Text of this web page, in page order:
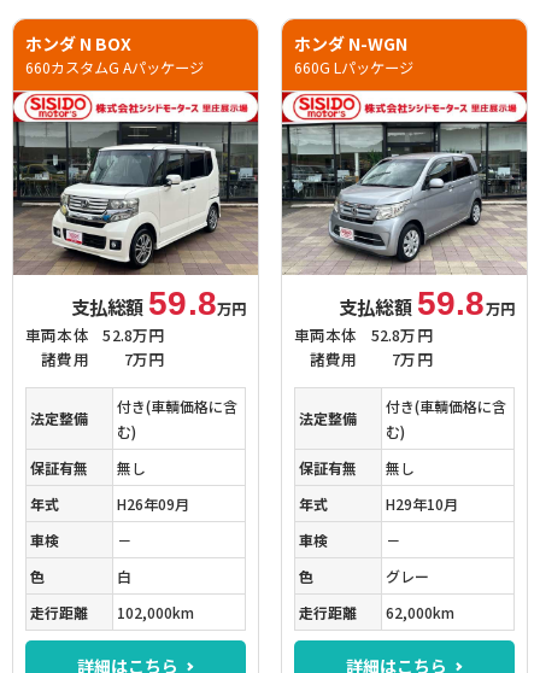
ホンダ N BOX
660カスタムG Aパッケージ
支払総額 59.8万円
車両本体
52.8万円
諸費用
7万円
法定整備
付き(車輌価格に含
む)
保証有無
無し
年式
H26年09月
車検
－
色
白
走行距離
102,000km
詳細はこちら
ホンダ N-WGN
660G Lパッケージ
支払総額 59.8万円
車両本体
52.8万円
諸費用
7万円
法定整備
付き(車輌価格に含
む)
保証有無
無し
年式
H29年10月
車検
－
色
グレー
走行距離
62,000km
詳細はこちら